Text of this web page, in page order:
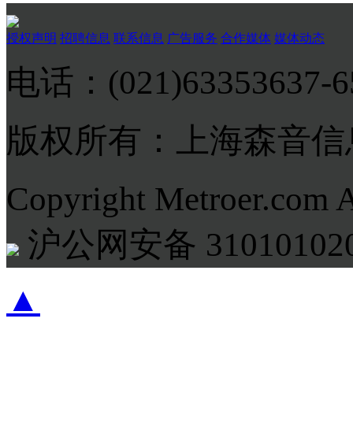
授权声明 招聘信息 联系信息 广告服务 合作媒体 媒体动态
电话：(021)63353637-
版权所有：上海森音
Copyright Metroer.com
沪公网安备
▲